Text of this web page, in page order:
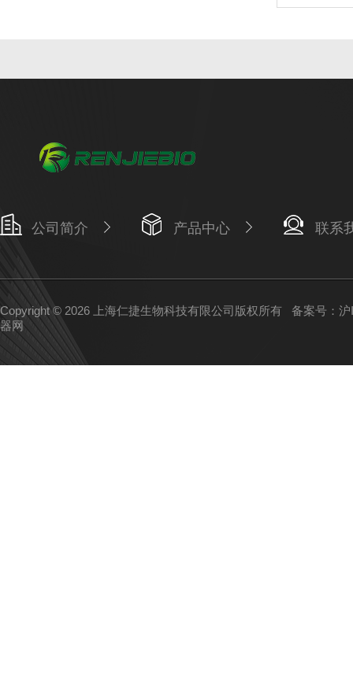
公司简介 产品中心 联系
Copyright © 2026 上海仁捷生物科技有限公司版权所有 备案号：
器网